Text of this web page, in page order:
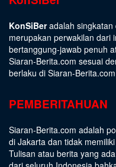
KonSiBeradalah singkatan
merupakan perwakilan dari
bertanggung-jawab penuh
Siaran-Berita.com sesuai
berlaku di Siaran-Berita.com
PEMBERITAHUAN
Siaran-Berita.com adalah
di Jakarta dan tidak
Tulisan atau berita yang